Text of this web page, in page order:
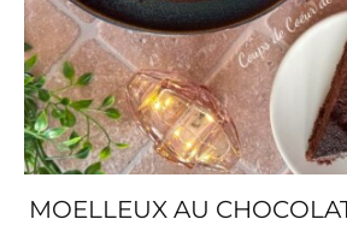
MOELLEUX AU